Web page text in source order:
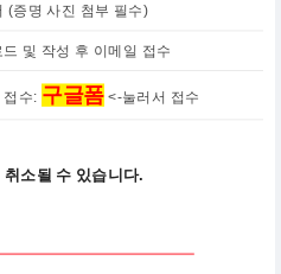
(증명 사진 첨부 필수)
및 작성 후 이메일 접수
접수: 구글폼<-눌러서 접수
소될 수 있습니다.